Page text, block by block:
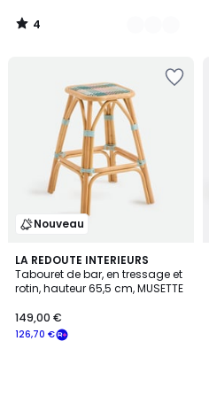
4
/
Nouveau
LA REDOUTE INTERIEURS
Tabouret de bar, en tressage et
rotin, hauteur 65,5 cm, MUSETTE
126,70 €
149,00 €